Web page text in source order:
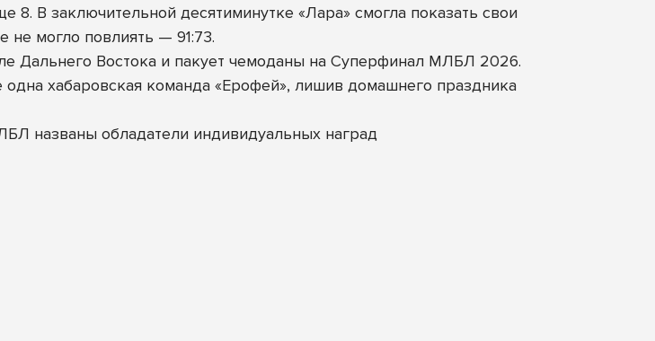
В заключительной десятиминутке «Лара» смогла показать свои
не могло повлиять — 91:73.
Дальнего Востока и пакует чемоданы на Суперфинал МЛБЛ 2026.
хабаровская команда «Ерофей», лишив домашнего праздника
названы обладатели индивидуальных наград